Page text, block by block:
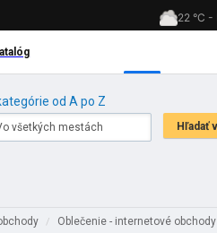
od A po Z
/ Oblečenie - internetové obchody